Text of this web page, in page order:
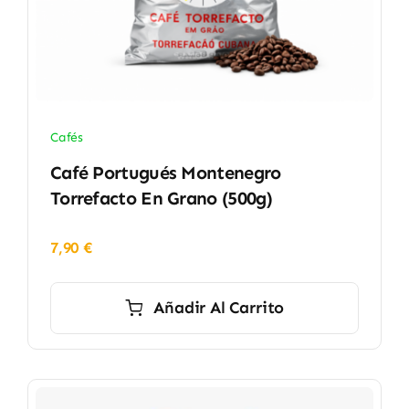
Cafés
Café Portugués Montenegro
Torrefacto En Grano (500g)
7,90€
Añadir Al Carrito